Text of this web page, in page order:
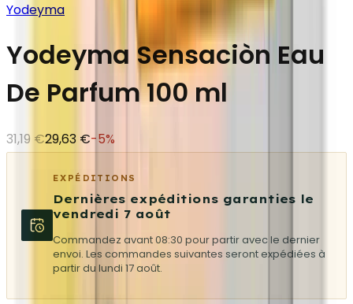
Yodeyma
Yodeyma Sensaciòn Eau
De Parfum 100 ml
31,19 €29,63 €-5%
EXPÉDITIONS
Dernières expéditions garanties le
vendredi 7 août
Commandez avant 08:30 pour partir avec le dernier
envoi. Les commandes suivantes seront expédiées à
partir du lundi 17 août.